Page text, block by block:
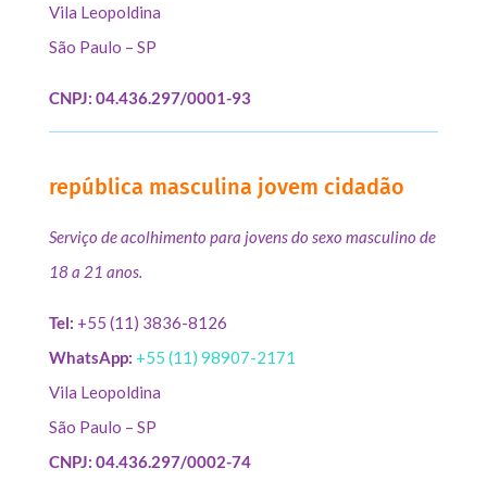
Vila Leopoldina
São Paulo – SP
CNPJ: 04.436.297/0001-93
república masculina jovem cidadão
Serviço de acolhimento para jovens do sexo masculino de
18 a 21 anos.
Tel: +55 (11) 3836-8126
WhatsApp: +55 (11) 98907-2171
Vila Leopoldina
São Paulo – SP
CNPJ: 04.436.297/0002-74